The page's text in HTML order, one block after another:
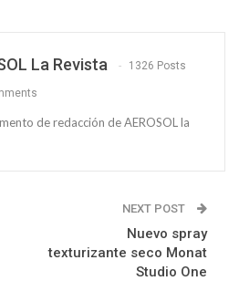
La Revista 1326 Posts
de redacción de AEROSOL la
NEXT POST
Nuevo spray
texturizante seco Monat
Studio One